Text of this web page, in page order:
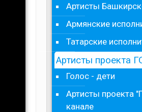
Артисты
Армянские
Татарские
Артисты проекта
Голос - дети
Артисты проекта
канале